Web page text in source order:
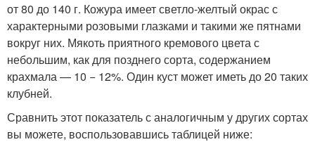
от 80 до 140 г. Кожура имеет светло-желтый окрас с
характерными розовыми глазками и такими же пятнами
вокруг них. Мякоть приятного кремового цвета с
небольшим, как для позднего сорта, содержанием
крахмала — 10 − 12%. Один куст может иметь до 20 таких
клубней.
Сравнить этот показатель с аналогичным у других сортах
вы можете, воспользовавшись таблицей ниже: